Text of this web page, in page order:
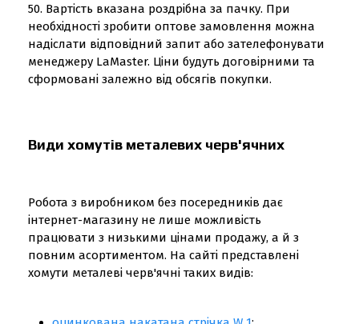
50. Вартість вказана роздрібна за пачку. При
необхідності зробити оптове замовлення можна
надіслати відповідний запит або зателефонувати
менеджеру LaMaster. Ціни будуть договірними та
сформовані залежно від обсягів покупки.
Види хомутів металевих черв'ячних
Робота з виробником без посередників дає
інтернет-магазину не лише можливість
працювати з низькими цінами продажу, а й з
повним асортиментом. На сайті представлені
хомути металеві черв'ячні таких видів: